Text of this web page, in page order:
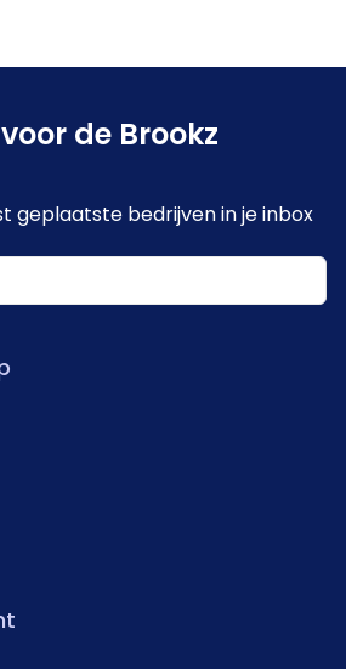
flexibele logistieke
hetgeen een solide
verdere groei. De transactie
waarbij een zorgvuldig
voorzien.
de Brookz
geplaatste bedrijven in je inbox